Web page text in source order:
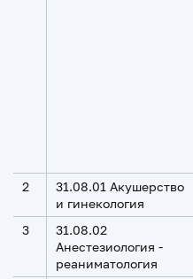
2
31.08.01 Акушерство
и гинекология
3
31.08.02
Анестезиология -
реаниматология